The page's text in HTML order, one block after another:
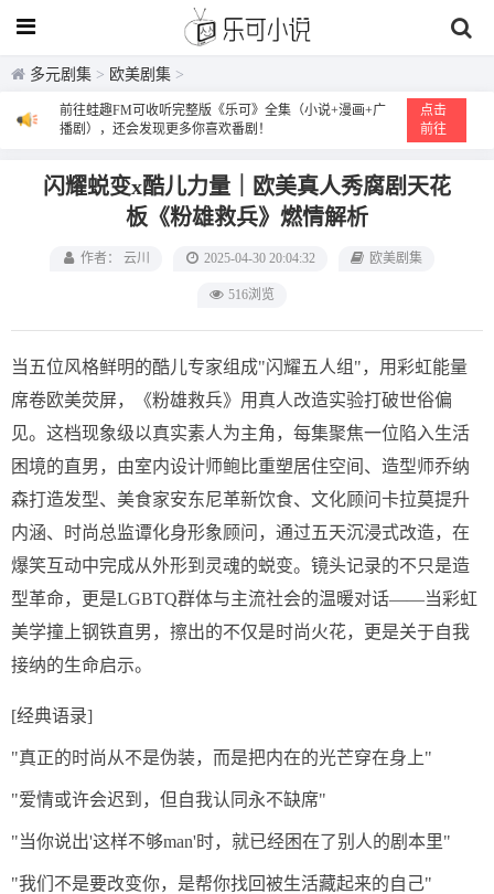
多元剧集 > 欧美剧集 >
前往蛙趣FM可收听完整版《乐可》全集（小说+漫画+广
播剧），还会发现更多你喜欢番剧！
点击
前往
闪耀蜕变x酷儿力量｜欧美真人秀腐剧天花
板《粉雄救兵》燃情解析
作者： 云川 2025-04-30 20:04:32 欧美剧集
516浏览
当五位风格鲜明的酷儿专家组成"闪耀五人组"，用彩虹能量
席卷欧美荧屏，《粉雄救兵》用真人改造实验打破世俗偏
见。这档现象级以真实素人为主角，每集聚焦一位陷入生活
困境的直男，由室内设计师鲍比重塑居住空间、造型师乔纳
森打造发型、美食家安东尼革新饮食、文化顾问卡拉莫提升
内涵、时尚总监谭化身形象顾问，通过五天沉浸式改造，在
爆笑互动中完成从外形到灵魂的蜕变。镜头记录的不只是造
型革命，更是LGBTQ群体与主流社会的温暖对话——当彩虹
美学撞上钢铁直男，擦出的不仅是时尚火花，更是关于自我
接纳的生命启示。
[经典语录]
"真正的时尚从不是伪装，而是把内在的光芒穿在身上"
"爱情或许会迟到，但自我认同永不缺席"
"当你说出'这样不够man'时，就已经困在了别人的剧本里"
"我们不是要改变你，是帮你找回被生活藏起来的自己"